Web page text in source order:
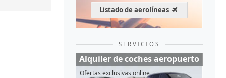
Listado de aerolíneas
SERVICIOS
Alquiler de coches aeropuerto
Ofertas exclusivas online